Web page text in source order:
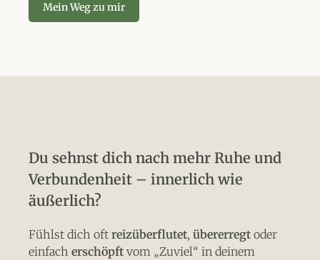
Mein Weg zu mir
Du sehnst dich nach mehr Ruhe und
Verbundenheit – innerlich wie
äußerlich?
Fühlst dich oft reizüberflutet, übererregt oder
einfach erschöpft vom „Zuviel“ in deinem